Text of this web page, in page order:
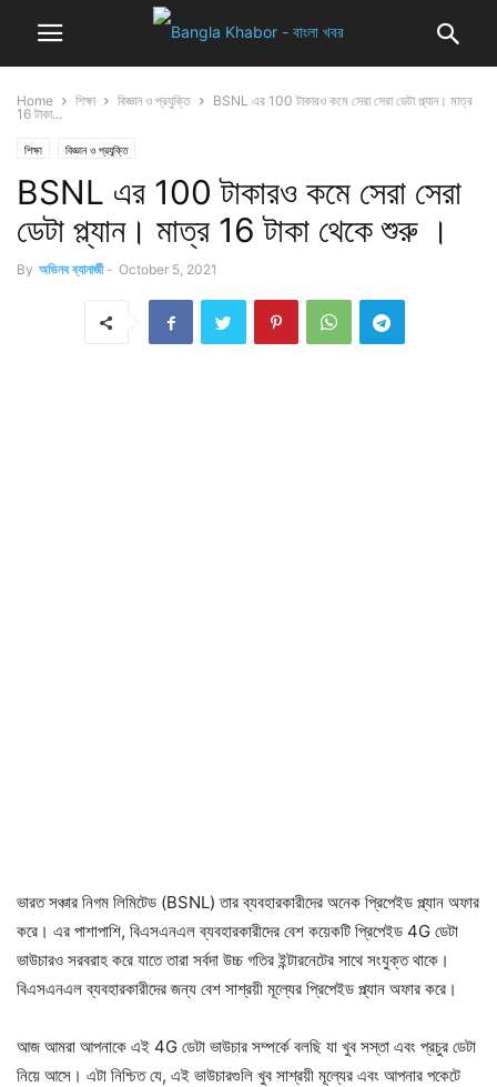
Home শিক্ষা বিজ্ঞান ও প্রযুক্তি
BSNL এর 100 টাকারও কমে সেরা সেরা ডেটা প্ল্যান। মাত্র
16 টাকা...
শিক্ষা বিজ্ঞান ও প্রযুক্তি
BSNL এর 100 টাকারও কমে সেরা সেরা
ডেটা প্ল্যান। মাত্র 16 টাকা থেকে শুরু ।
By অভিনব ব্যানার্জী - October 5, 2021
ভারত সঞ্চার নিগম লিমিটেড (BSNL) তার ব্যবহারকারীদের অনেক প্রিপেইড প্ল্যান অফার
করে। এর পাশাপাশি, বিএসএনএল ব্যবহারকারীদের বেশ কয়েকটি প্রিপেইড 4G ডেটা
ভাউচারও সরবরাহ করে যাতে তারা সর্বদা উচ্চ গতির ইন্টারনেটের সাথে সংযুক্ত থাকে।
বিএসএনএল ব্যবহারকারীদের জন্য বেশ সাশ্রয়ী মূল্যের প্রিপেইড প্ল্যান অফার করে।
আজ আমরা আপনাকে এই 4G ডেটা ভাউচার সম্পর্কে বলছি যা খুব সস্তা এবং প্রচুর ডেটা
নিয়ে আসে। এটা নিশ্চিত যে, এই ভাউচারগুলি খুব সাশ্রয়ী মূল্যের এবং আপনার পকেটে